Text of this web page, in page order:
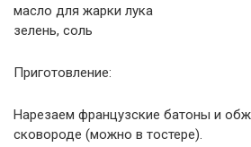
масло для жарки лука
зелень, соль
Приготовление:
Нарезаем французские батоны и
сковороде (можно в тостере).